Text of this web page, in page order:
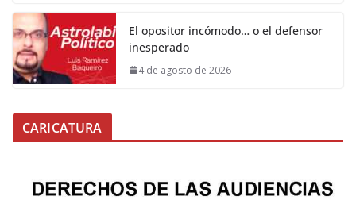
El opositor incómodo… o el defensor
inesperado
4 de agosto de 2026
CARICATURA